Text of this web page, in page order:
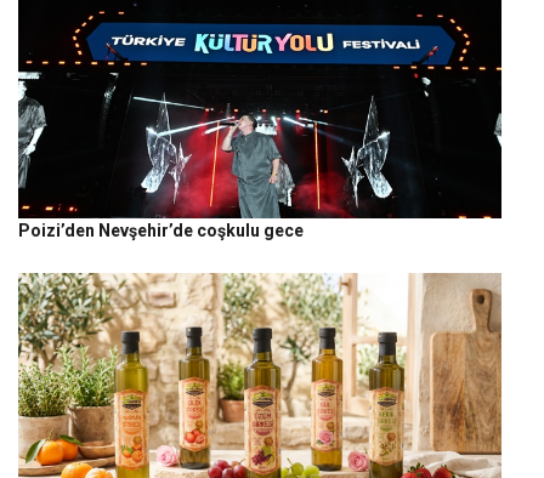
Poizi’den Nevşehir’de coşkulu gece